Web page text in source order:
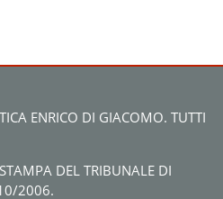
ENRICO DI GIACOMO. TUTTI
DEL TRIBUNALE DI
2006.